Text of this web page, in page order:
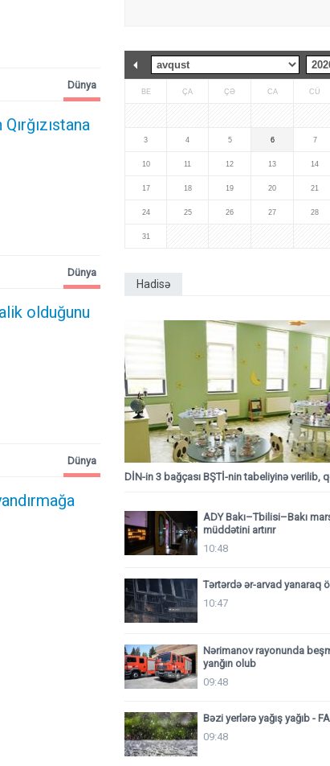
Dünya
olduğunu
Dünya
Dünya
BE ÇA ÇƏ CA CÜ
3 4 5 6 7
10 11 12 13 14
17 18 19 20 21
24 25 26 27 28
31
Hadisə
DİN-in 3 bağçası BŞTİ-nin tabeliyinə verilib,
ADY Bakı–Tbilisi–Bakı
müddətini artırır
10:48
Tərtərdə ər-arvad yanaraq
10:47
Nərimanov rayonunda
yanğın olub
09:48
Bəzi yerlərə yağış yağıb -
09:48